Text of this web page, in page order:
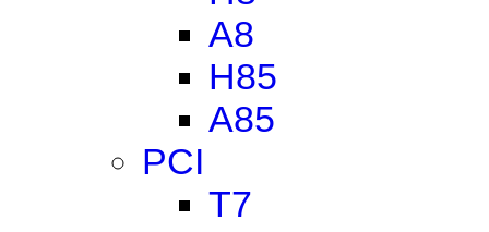
A8
H85
A85
PCI
T7